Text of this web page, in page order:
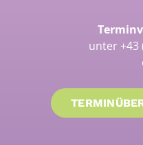
unter +43